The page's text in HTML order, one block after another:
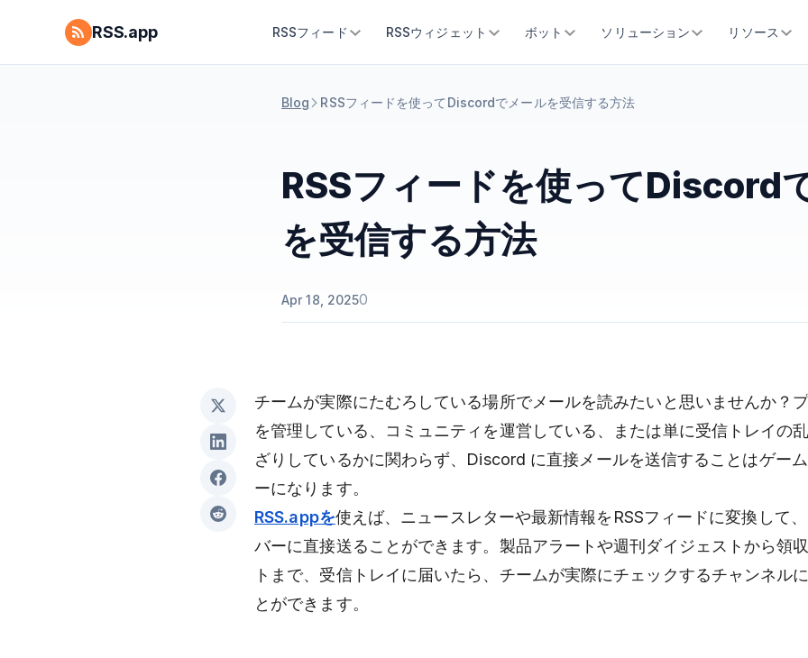
RSS.app RSSフィード RSSウィジェット ボット ソリューション リソース
Blog RSSフィードを使ってDiscordでメールを受信する方法
RSSフィードを使ってDiscord
を受信する方法
Apr 18, 20250
チームが実際にたむろしている場所でメールを読みたいと思いませんか？
を管理している、コミュニティを運営している、または単に受信トレイの
ざりしているかに関わらず、Discord に直接メールを送信することはゲー
ーになります。
RSS.appを使えば、ニュースレターや最新情報をRSSフィードに変換して
バーに直接送ることができます。製品アラートや週刊ダイジェストから領
トまで、受信トレイに届いたら、チームが実際にチェックするチャンネル
とができます。